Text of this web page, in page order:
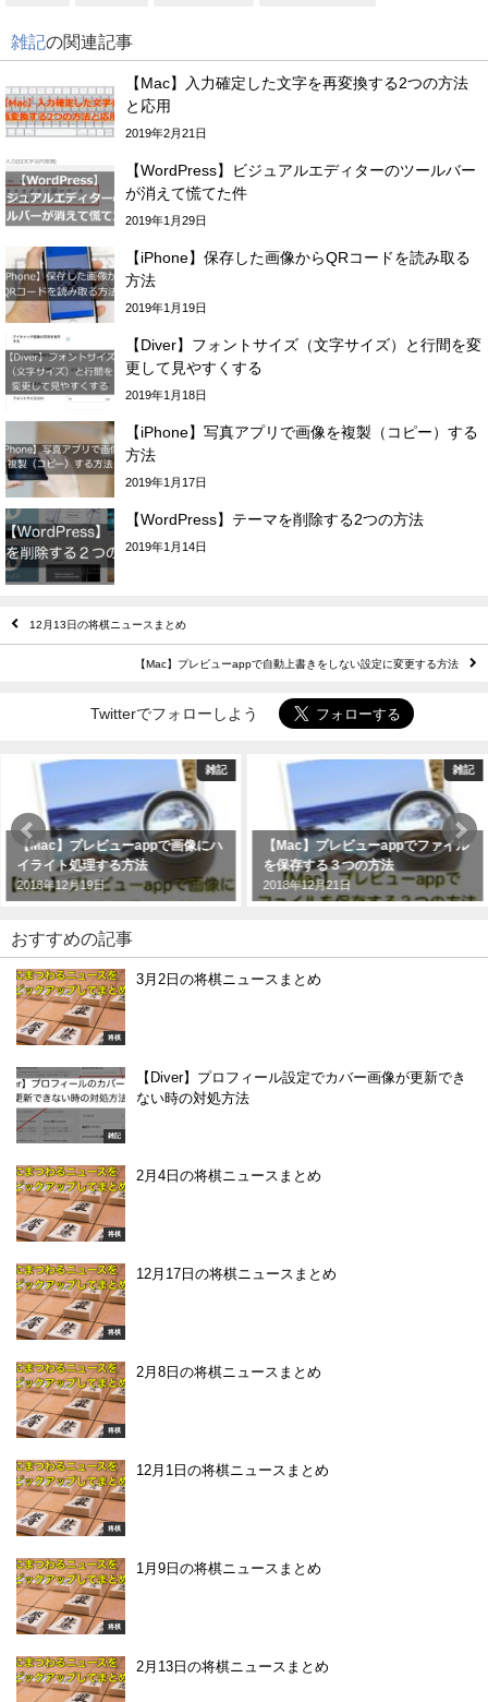
雑記の関連記事
【Mac】入力確定した文字を再変換する2つの方法
と応用
2019年2月21日
【WordPress】ビジュアルエディターのツールバー
が消えて慌てた件
2019年1月29日
【iPhone】保存した画像からQRコードを読み取る
方法
2019年1月19日
【Diver】フォントサイズ（文字サイズ）と行間を変
更して見やすくする
2019年1月18日
【iPhone】写真アプリで画像を複製（コピー）する
方法
2019年1月17日
【WordPress】テーマを削除する2つの方法
2019年1月14日
12月13日の将棋ニュースまとめ
【Mac】プレビューappで自動上書きをしない設定に変更する方法
Twitterでフォローしよう
雑記
【Mac】プレビューappで画像にハ
イライト処理する方法
2018年12月19日
雑記
【Mac】プレビューappでファイル
を保存する３つの方法
2018年12月21日
おすすめの記事
将棋
3月2日の将棋ニュースまとめ
雑記
【Diver】プロフィール設定でカバー画像が更新でき
ない時の対処方法
将棋
2月4日の将棋ニュースまとめ
将棋
12月17日の将棋ニュースまとめ
将棋
2月8日の将棋ニュースまとめ
将棋
12月1日の将棋ニュースまとめ
将棋
1月9日の将棋ニュースまとめ
2月13日の将棋ニュースまとめ